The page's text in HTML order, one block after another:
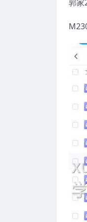
郭家